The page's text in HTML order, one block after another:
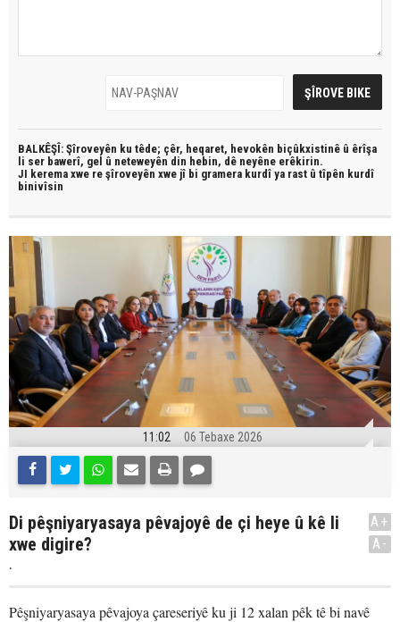
BALKÊŞÎ: Şîroveyên ku têde; çêr, heqaret, hevokên biçûkxistinê û êrîşa
li ser bawerî, gel û neteweyên din hebin, dê neyêne erêkirin.
JI kerema xwe re şîroveyên xwe jî bi gramera kurdî ya rast û tîpên kurdî
binivîsin
11:02 06 Tebaxe 2026
Di pêşniyaryasaya pêvajoyê de çi heye û kê li
xwe digire?
.
A+
A-
Pêşniyaryasaya pêvajoya çareseriyê ku ji 12 xalan pêk tê bi navê